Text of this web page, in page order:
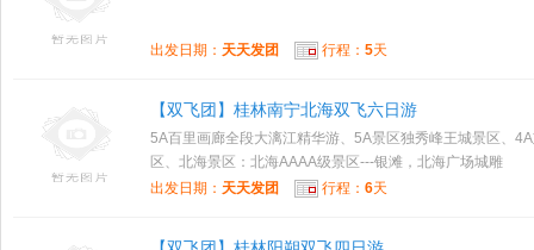
出发日期： 天天发团 行程： 5天
【双飞团】桂林南宁北海双飞六日游
5A百里画廊全段大漓江精华游、5A景区独秀峰王城景区、
区、北海景区：北海AAAA级景区---银滩，北海广场城雕
出发日期： 天天发团 行程： 6天